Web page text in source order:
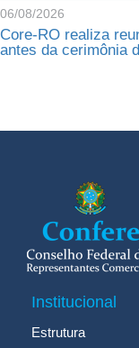
06/08/2026
Core-RO realiza
antes da cerimônia
Institucional
Estrutura